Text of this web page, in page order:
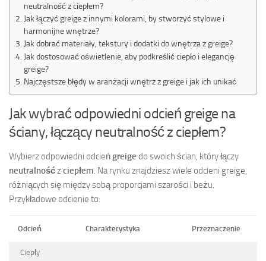
neutralność z ciepłem?
Jak łączyć greige z innymi kolorami, by stworzyć stylowe i
harmonijne wnętrze?
Jak dobrać materiały, tekstury i dodatki do wnętrza z greige?
Jak dostosować oświetlenie, aby podkreślić ciepło i elegancję
greige?
Najczęstsze błędy w aranżacji wnętrz z greige i jak ich unikać
Jak wybrać odpowiedni odcień greige na
ściany, łączący neutralność z ciepłem?
Wybierz odpowiedni odcieńgreige do swoich ścian, który łączy
neutralnośćzciepłem . Na rynku znajdziesz wiele odcieni greige,
różniących się między sobą proporcjami szarości i beżu.
Przykładowe odcienie to:
Odcień Charakterystyka Przeznaczenie
Ciepły